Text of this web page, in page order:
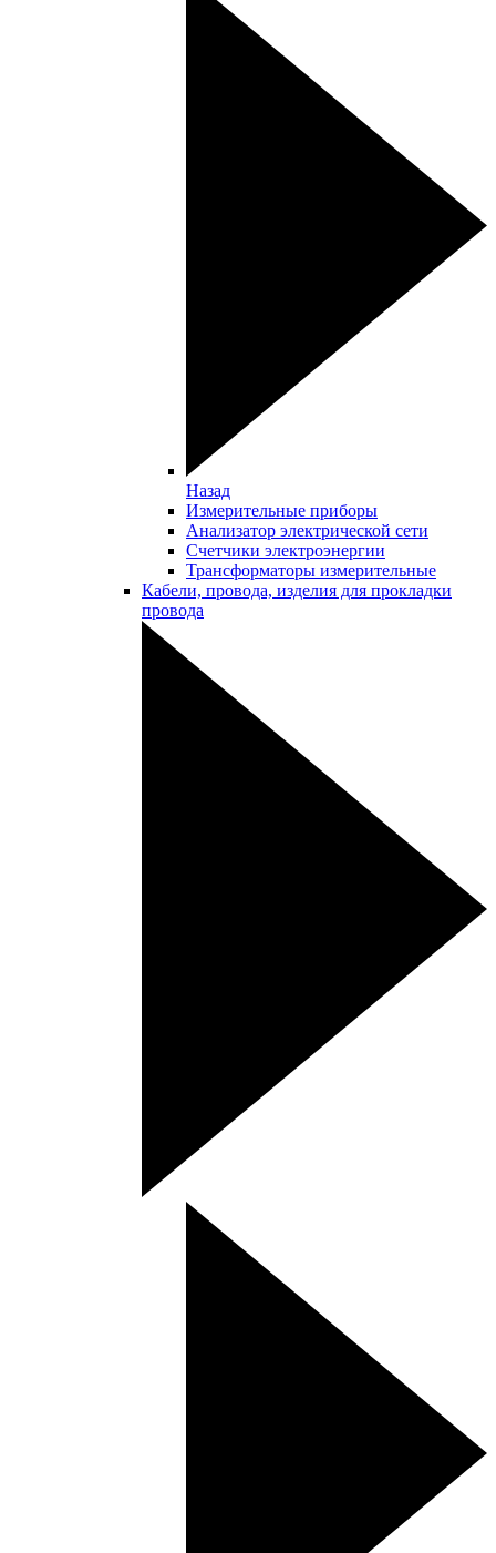
Назад
Измерительные приборы
Анализатор электрической сети
Счетчики электроэнергии
Трансформаторы измерительные
Кабели, провода, изделия для прокладки
провода